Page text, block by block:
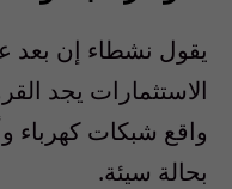
يقول نشطاء إن بعد
الاستثمارات يجد
واقع شبكات
بحالة سيئة.